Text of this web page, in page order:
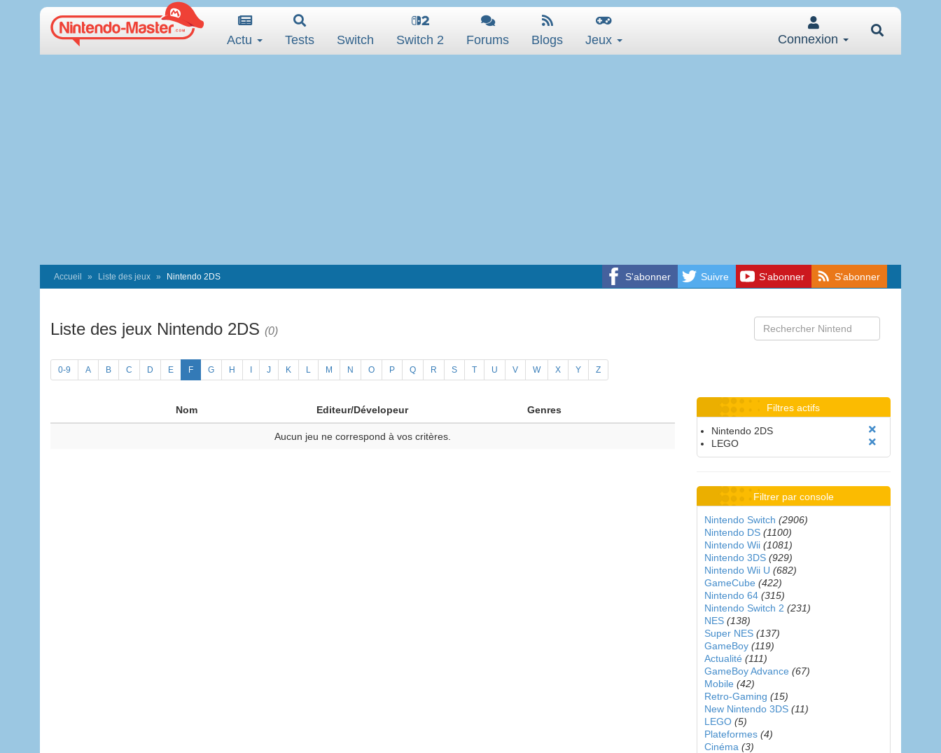
Actu Tests Switch Switch 2 Forums Blogs Jeux Connexion
S'abonner Suivre S'abonner S'abonner
Accueil Liste des jeux Nintendo 2DS
Liste des jeux Nintendo 2DS (0)
0-9 A B C D E F G H J K L M N O P Q R S T U V W X Y Z
Nom Editeur/Dévelopeur Genres
Aucun jeu ne correspond à vos critères.
Filtres actifs
Nintendo 2DS
LEGO
Filtrer par console
Nintendo Switch (2906)
Nintendo DS (1100)
Nintendo Wii (1081)
Nintendo 3DS (929)
Nintendo Wii U (682)
GameCube (422)
Nintendo 64 (315)
Nintendo Switch 2 (231)
NES (138)
Super NES (137)
GameBoy (119)
Actualité (111)
GameBoy Advance (67)
Mobile (42)
Retro-Gaming (15)
New Nintendo 3DS (11)
LEGO (5)
Plateformes (4)
Cinéma (3)